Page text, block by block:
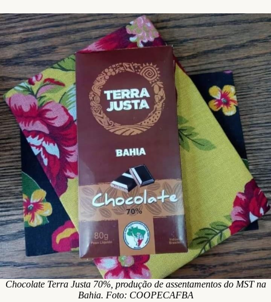
Chocolate Terra Justa 70%, produção de assentamentos do MST na
Bahia. Foto: COOPECAFBA